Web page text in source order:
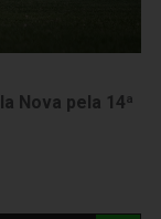
Nova pela 14ª